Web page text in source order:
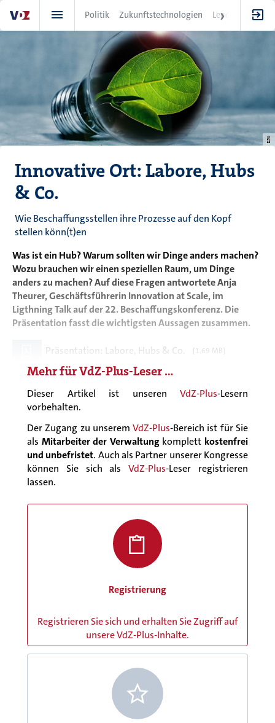
zum
Inhalt
Politik Zukunftstechnologien Leadership
Innovative Ort: Labore, Hubs
& Co.
Wie Beschaffungsstellen ihre Prozesse auf den Kopf
stellen könn(t)en
Was ist ein Hub? Warum sollten wir Dinge anders machen?
Wozu brauchen wir einen speziellen Raum, um Dinge
anders zu machen? Auf diese Fragen antwortete Anja
Theurer, Geschäftsführerin Innovation at Scale, im
Ligthning Talk auf der 22. Beschaffungskonferenz. Die
Präsentation fasst die wichtigsten Aussagen zusammen.
Präsentation: Labore, Hubs & Co. [1.69 MB]
Mehr fürVdZ-Plus-Leser …
Dieser Artikel ist unseren VdZ-Plus-Lesern
vorbehalten.
Der Zugang zu unseremVdZ-Plus-Bereich ist für Sie
als Mitarbeiter der Verwaltungkomplett kostenfrei
und unbefristet. Auch als Partner unserer Kongresse
können Sie sich alsVdZ-Plus-Leser registrieren
lassen.
Registrierung
Registrieren Sie sich und erhalten Sie Zugriff auf
unsere VdZ-Plus-Inhalte.